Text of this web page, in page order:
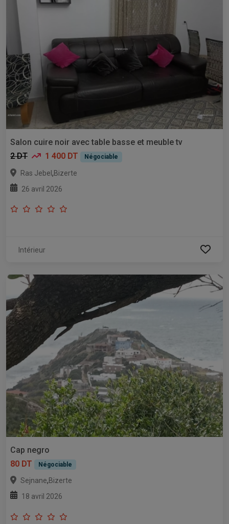
Salon cuire noir avec table basse et meuble tv
2 DT
1 400 DT Négociable
Ras Jebel,Bizerte
26 avril 2026
Intérieur
Cap negro
80 DT
Négociable
Sejnane,Bizerte
18 avril 2026